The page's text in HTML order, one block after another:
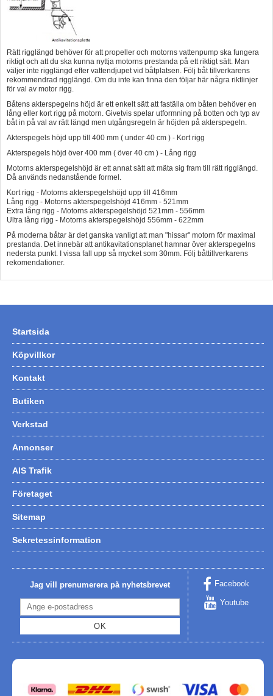
Rätt rigglängd behöver för att propeller och motorns vattenpump ska fungera
riktigt och att du ska kunna nyttja motorns prestanda på ett riktigt sätt. Man
väljer inte rigglängd efter vattendjupet vid båtplatsen. Följ båt tillverkarens
rekommendrad rigglängd. Om du inte kan finna den följar här några riktlinjer
för val av motor rigg.
Båtens akterspegelns höjd är ett enkelt sätt att faställa om båten behöver en
lång eller kort rigg på motorn. Givetvis spelar utformning på botten och typ av
båt in på val av rätt längd men utgångsregeln är höjden på akterspegeln.
Akterspegels höjd upp till 400 mm ( under 40 cm ) - Kort rigg
Akterspegels höjd över 400 mm ( över 40 cm ) - Lång rigg
Motorns akterspegelshöjd är ett annat sätt att mäta sig fram till rätt rigglängd.
Då används nedanstående formel.
Kort rigg - Motorns akterspegelshöjd upp till 416mm
Lång rigg - Motorns akterspegelshöjd 416mm - 521mm
Extra lång rigg - Motorns akterspegelshöjd 521mm - 556mm
Ultra lång rigg - Motorns akterspegelshöjd 556mm - 622mm
På moderna båtar är det ganska vanligt att man "hissar" motorn för maximal
prestanda. Det innebär att antikavitationsplanet hamnar över akterspegelns
nedersta punkt. I vissa fall upp så mycket som 30mm. Följ båttillverkarens
rekomendationer.
Startsida
Köpvillkor
Kontakt
Butiken
Verkstad
Annonser
AIS Trafik
Företaget
Sitemap
Sekretessinformation
Jag vill prenumerera på nyhetsbrevet
OK
Facebook
Youtube